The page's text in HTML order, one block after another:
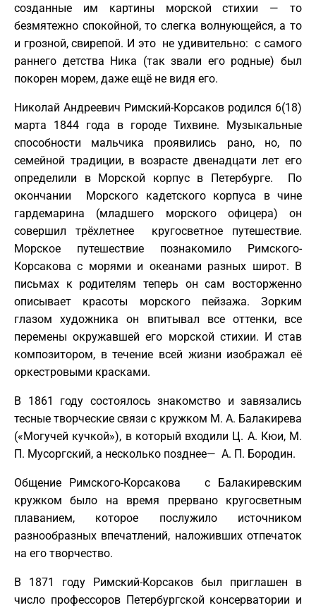
созданные им картины морской стихии — то
безмятежно спокойной, то слегка волнующейся, а то
и грозной, свирепой. И это не удивительно: с самого
раннего детства Ника (так звали его родные) был
покорен морем, даже ещё не видя его.
Николай Андреевич Римский-Корсаков родился 6(18)
марта 1844 года в городе Тихвине. Музыкальные
способности мальчика проявились рано, но, по
семейной традиции, в возрасте двенадцати лет его
определили в Морской корпус в Петербурге. По
окончании Морского кадетского корпуса в чине
гардемарина (младшего морского офицера) он
совершил трёхлетнее кругосветное путешествие.
Морское путешествие познакомило Римского-
Корсакова с морями и океанами разных широт. В
письмах к родителям теперь он сам восторженно
описывает красоты морского пейзажа. Зорким
глазом художника он впитывал все оттенки, все
перемены окружавшей его морской стихии. И став
композитором, в течение всей жизни изображал её
оркестровыми красками.
В 1861 году состоялось знакомство и завязались
тесные творческие связи с кружком М. А. Балакирева
(«Могучей кучкой»), в который входили Ц. А. Кюи, М.
П. Мусоргский, а несколько позднее— А. П. Бородин.
Общение Римского-Корсакова с Балакиревским
кружком было на время прервано кругосветным
плаванием, которое послужило источником
разнообразных впечатлений, наложивших отпечаток
на его творчество.
В 1871 году Римский-Корсаков был приглашен в
число профессоров Петербургской консерватории и